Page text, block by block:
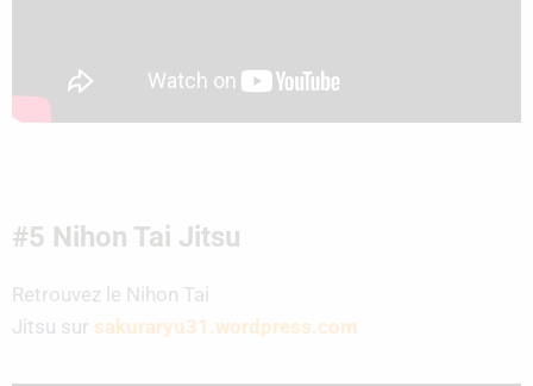
#5 Nihon Tai Jitsu
Retrouvez le Nihon Tai
Jitsu sur sakuraryu31.wordpress.com